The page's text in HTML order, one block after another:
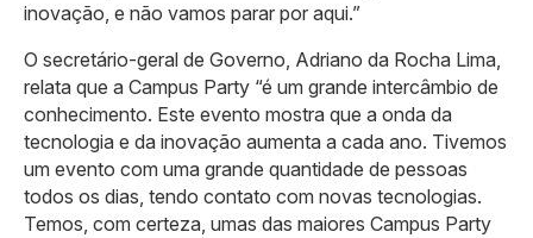
inovação, e não vamos parar por aqui.”
O secretário-geral de Governo, Adriano da Rocha Lima,
relata que a Campus Party “é um grande intercâmbio de
conhecimento. Este evento mostra que a onda da
tecnologia e da inovação aumenta a cada ano. Tivemos
um evento com uma grande quantidade de pessoas
todos os dias, tendo contato com novas tecnologias.
Temos, com certeza, umas das maiores Campus Party